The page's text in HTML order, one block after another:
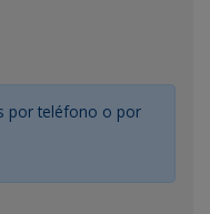
por teléfono o por